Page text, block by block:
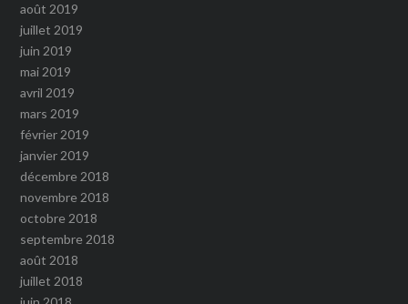
août 2019
juillet 2019
juin 2019
mai 2019
avril 2019
mars 2019
février 2019
janvier 2019
décembre 2018
novembre 2018
octobre 2018
septembre 2018
août 2018
juillet 2018